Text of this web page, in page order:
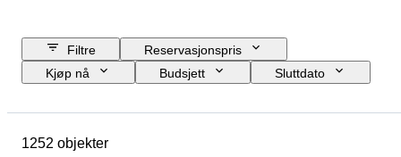
Filtre
Reservasjonspris
Kjøp nå
Budsjett
Sluttdato
Materiale
1252 objekter